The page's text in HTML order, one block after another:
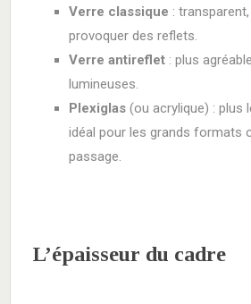
Verre classique :
provoquer des reflets.
Verre antireflet : plus
lumineuses.
Plexiglas (ou acrylique) : plus
idéal pour les grands formats
passage.
L’épaisseur du cadre